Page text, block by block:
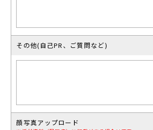
その他(⾃⼰PR、ご質問など)
顔写真アップロード